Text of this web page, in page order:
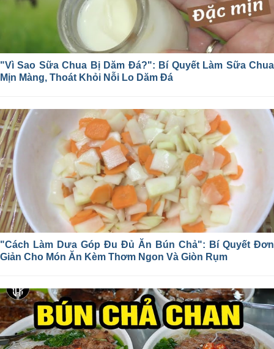
"Vì Sao Sữa Chua Bị Dăm Đá?": Bí Quyết Làm Sữa Chua
Mịn Màng, Thoát Khỏi Nỗi Lo Dăm Đá
"Cách Làm Dưa Góp Đu Đủ Ăn Bún Chả": Bí Quyết Đơn
Giản Cho Món Ăn Kèm Thơm Ngon Và Giòn Rụm